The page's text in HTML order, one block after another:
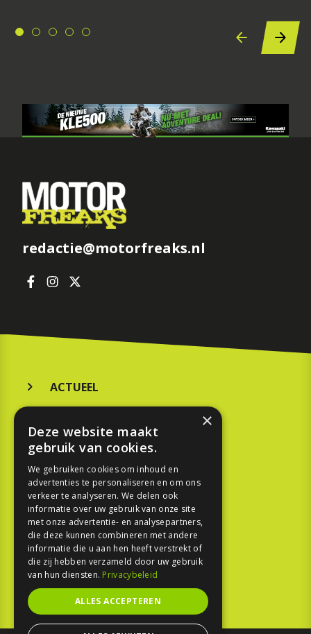
redactie@motorfreaks.nl
ACTUEEL
KOOPGIDS
TESTEN
SPORT
REPORTAGE
TOUREN
NIEUWSBRIEF
×
Deze website maakt
gebruik van cookies.
We gebruiken cookies om inhoud en
advertenties te personaliseren en om ons
verkeer te analyseren. We delen ook
informatie over uw gebruik van onze site
met onze advertentie- en analysepartners,
die deze kunnen combineren met andere
informatie die u aan hen heeft verstrekt of
die zij hebben verzameld door uw gebruik
van hun diensten. Privacybeleid
ALLES ACCEPTEREN